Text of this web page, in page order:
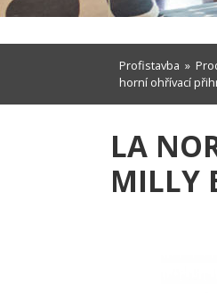
Profistavba »
horní ohřívací
LA
MILLY